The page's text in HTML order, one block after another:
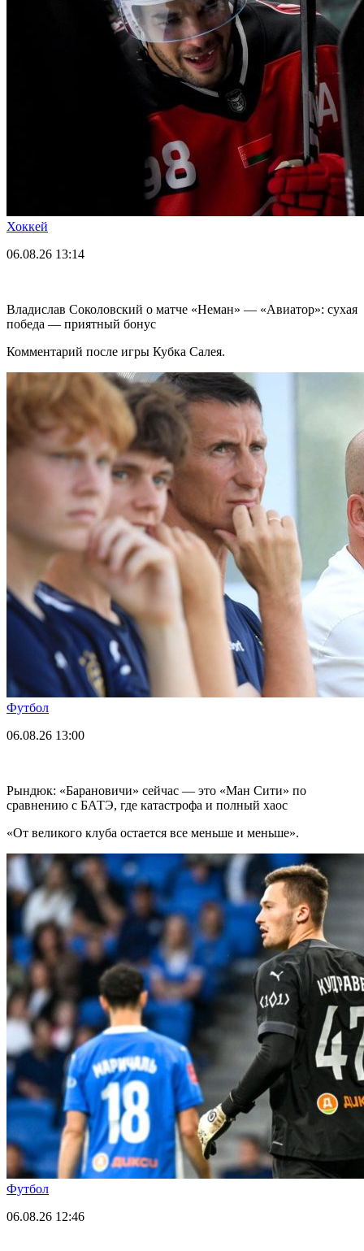
Хоккей
06.08.26 13:14
Владислав Соколовский о матче «Неман» — «Авиатор»: сухая
победа — приятный бонус
Комментарий после игры Кубка Салея.
Футбол
06.08.26 13:00
Рындюк: «Барановичи» сейчас — это «Ман Сити» по
сравнению с БАТЭ, где катастрофа и полный хаос
«От великого клуба остается все меньше и меньше».
Футбол
06.08.26 12:46